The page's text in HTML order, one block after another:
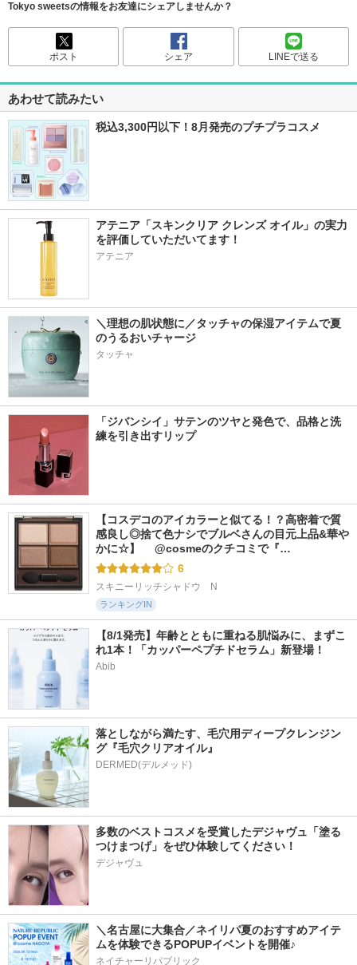
Tokyo sweetsの情報をお友達にシェアしませんか？
ポスト シェア LINEで送る
あわせて読みたい
税込3,300円以下！8月発売のプチプラコスメ
アテニア「スキンクリア クレンズ オイル」の実力
を評価していただいてます！
アテニア
＼理想の肌状態に／タッチャの保湿アイテムで夏
のうるおいチャージ
タッチャ
「ジバンシイ」サテンのツヤと発色で、品格と洗
練を引き出すリップ
【コスデコのアイカラーと似てる！？高密着で質
感良し◎捨て色ナシでブルベさんの目元上品&華や
かに☆】 　@cosmeのクチコミで『…
6
スキニーリッチシャドウ　N
ランキングIN
【8/1発売】年齢とともに重ねる肌悩みに、まずこ
れ1本！「カッパーペプチドセラム」新登場！
Abib
落としながら満たす、毛穴用ディープクレンジン
グ『毛穴クリアオイル』
多数のベストコスメを受賞したデジャヴュ「塗る
つけまつげ」をぜひ体験してください！
デジャヴュ
＼名古屋に大集合／ネイリパ夏のおすすめアイテ
ムを体験できるPOPUPイベントを開催♪
ネイチャーリパブリック